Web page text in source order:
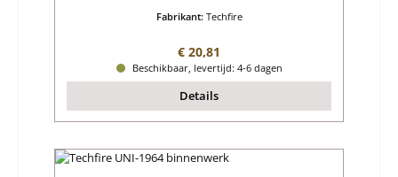
Fabrikant: Techfire
Normale prijs:
€ 20,81
Beschikbaar, levertijd: 4-6 dagen
Details